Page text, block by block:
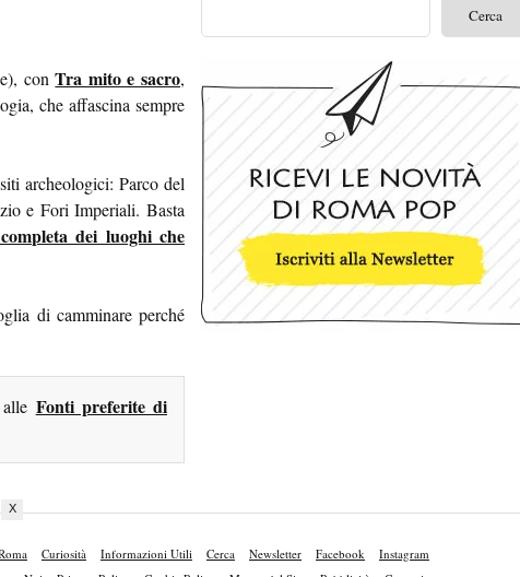
conTra mito e sacro,
che affascina sempre
archeologici: Parco del
e Fori Imperiali. Basta
dei luoghi che
di camminare perché
Fonti preferite di
Curiosità Informazioni Utili Cerca Newsletter Facebook
Instagram
X